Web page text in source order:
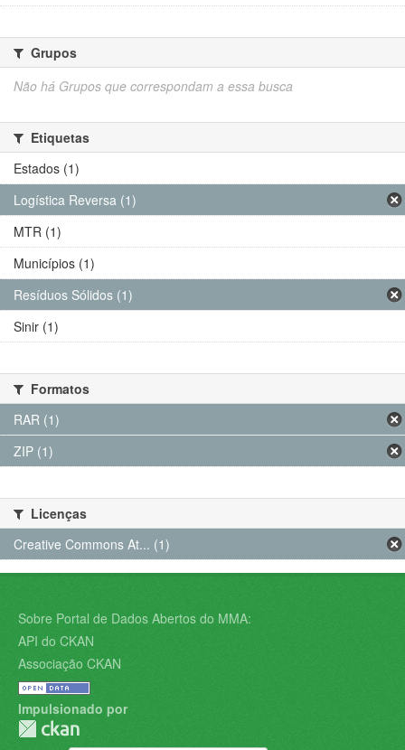
Grupos
Não há Grupos que correspondam a essa busca
Etiquetas
Estados (1)
Logística Reversa (1)
MTR (1)
Municípios (1)
Resíduos Sólidos (1)
Sinir (1)
Formatos
RAR (1)
ZIP (1)
Licenças
Creative Commons At... (1)
Sobre Portal de Dados Abertos do MMA:
API do CKAN
Associação CKAN
Impulsionado por